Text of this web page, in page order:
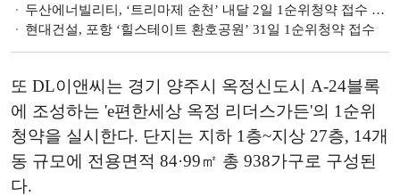
두산에너빌리티, ‘트리마제 순천’ 내달 2일 1순위청약 접수 개시
현대건설, 포항 ‘힐스테이트 환호공원’ 31일 1순위청약 접수
또 DL이앤씨는 경기 양주시 옥정신도시 A-24블록
에 조성하는 'e편한세상 옥정 리더스가든'의 1순위
청약을 실시한다. 단지는 지하 1층~지상 27층, 14개
동 규모에 전용면적 84·99㎡ 총 938가구로 구성된
다.